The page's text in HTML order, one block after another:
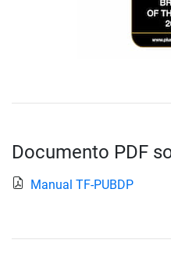
Documento PDF
Manual TF-PUBDP